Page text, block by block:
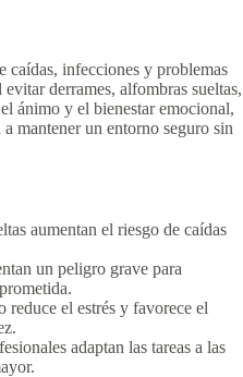
caídas, infecciones y problemas
derrames, alfombras sueltas,
ánimo y el bienestar emocional,
mantener un entorno seguro sin
aumentan el riesgo de caídas
un peligro grave para
el estrés y favorece el
adaptan las tareas a las